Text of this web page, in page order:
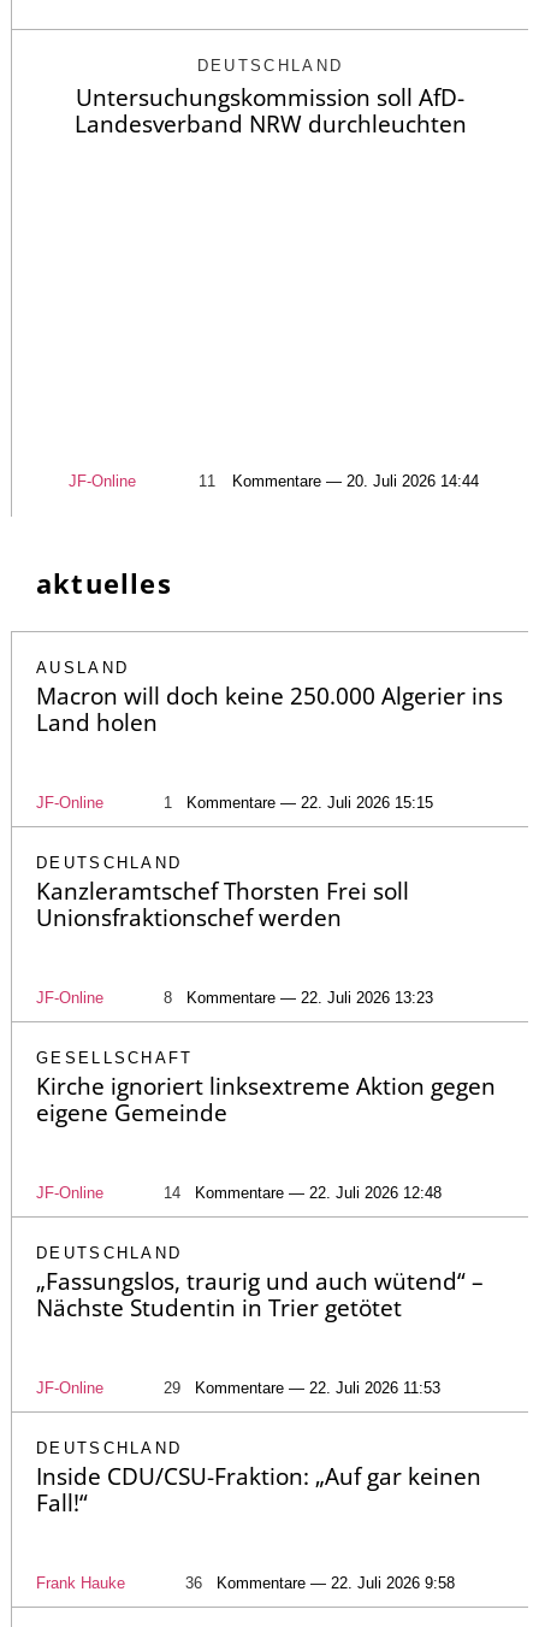
DEUTSCHLAND
Untersuchungskommission soll AfD-
Landesverband NRW durchleuchten
JF-Online 11 Kommentare — 20. Juli 2026 14:44
aktuelles
AUSLAND
Macron will doch keine 250.000 Algerier ins
Land holen
JF-Online 1 Kommentare — 22. Juli 2026 15:15
DEUTSCHLAND
Kanzleramtschef Thorsten Frei soll
Unionsfraktionschef werden
JF-Online 8 Kommentare — 22. Juli 2026 13:23
GESELLSCHAFT
Kirche ignoriert linksextreme Aktion gegen
eigene Gemeinde
JF-Online 14 Kommentare — 22. Juli 2026 12:48
DEUTSCHLAND
„Fassungslos, traurig und auch wütend“ –
Nächste Studentin in Trier getötet
JF-Online 29 Kommentare — 22. Juli 2026 11:53
DEUTSCHLAND
Inside CDU/CSU-Fraktion: „Auf gar keinen
Fall!“
Frank Hauke 36 Kommentare — 22. Juli 2026 9:58